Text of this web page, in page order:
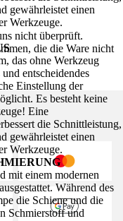
gewährleistet einen
Werkzeuge.
das ohne Werkzeug
entscheidendes
Einstellung der
Es besteht keine
Eine
die Schnittleistung,
gewährleistet einen
Werkzeuge.
mit einem modernen
Während des
die Schiene und die
Schmierstoff und
nicht überprüft.
die die Ware nicht